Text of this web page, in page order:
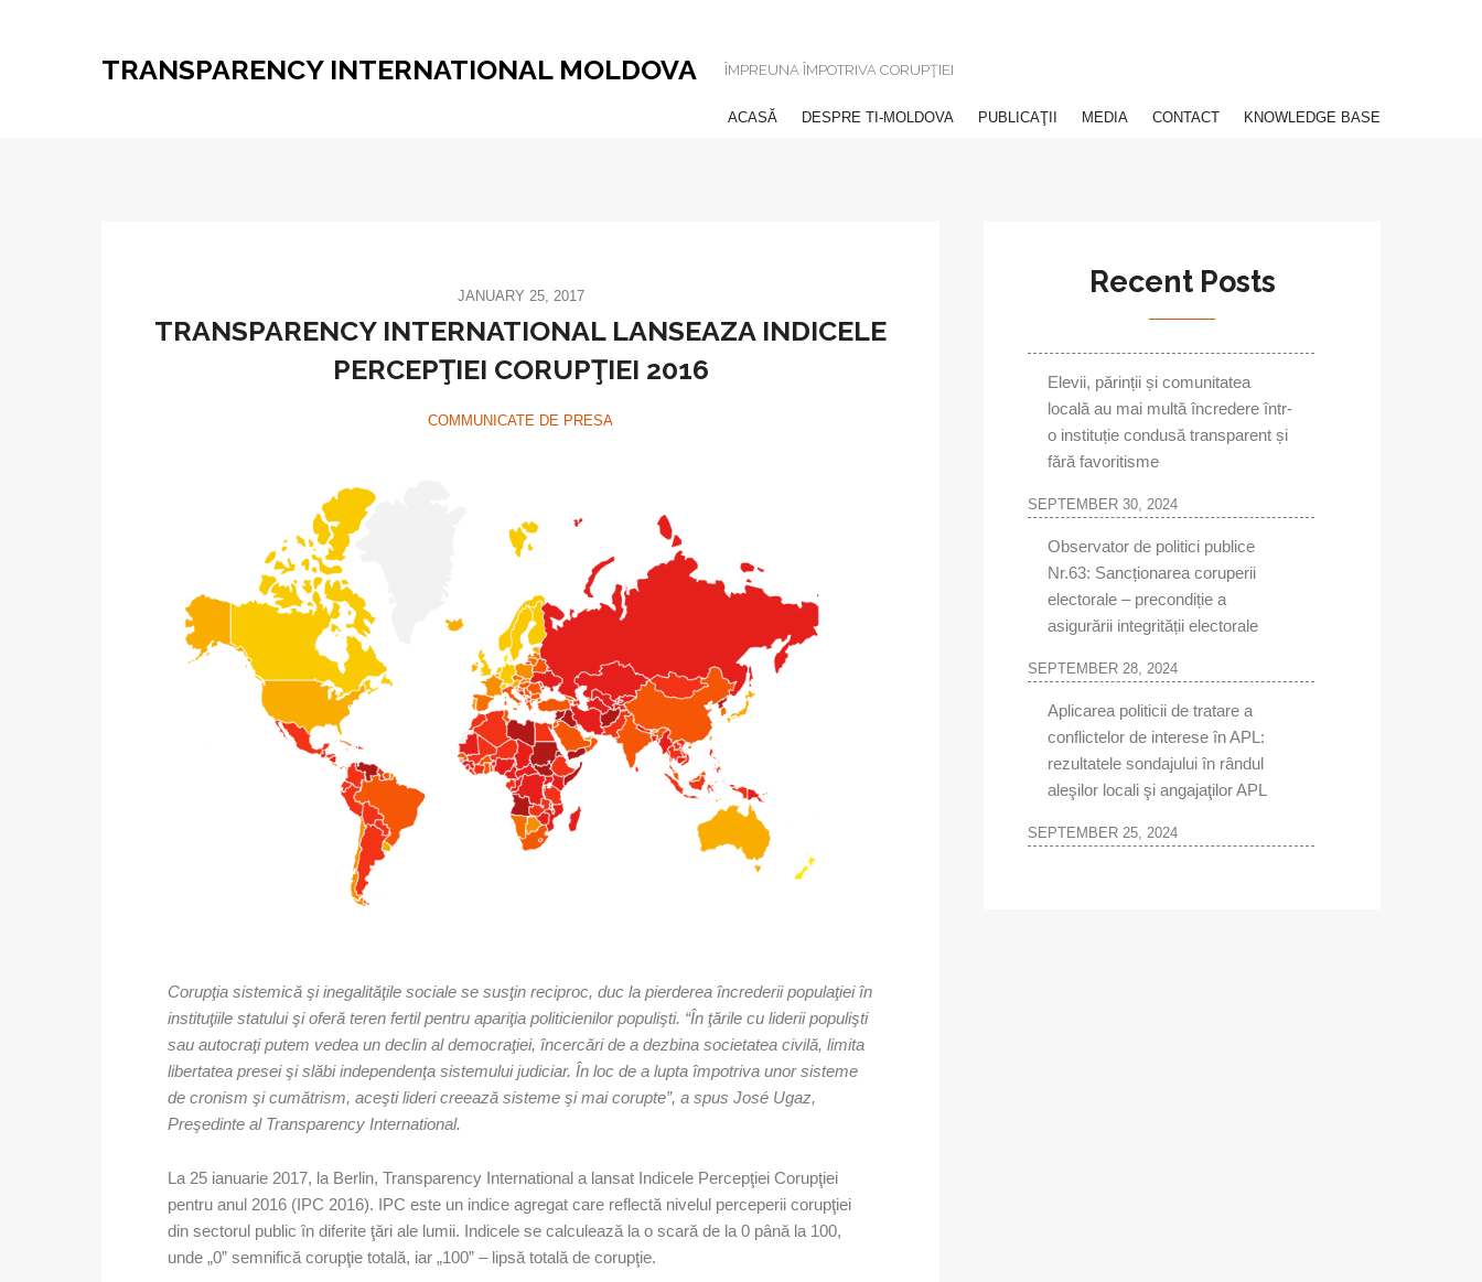
TRANSPARENCY INTERNATIONAL MOLDOVA ÎMPREUNA ÎMPOTRIVA CORUPŢIEI
ACASĂ DESPRE TI-MOLDOVA PUBLICAŢII MEDIA CONTACT KNOWLEDGE BASE
JANUARY 25, 2017
TRANSPARENCY INTERNATIONAL LANSEAZA INDICELE
PERCEPŢIEI CORUPŢIEI 2016
COMMUNICATE DE PRESA
Corupţia sistemică şi inegalităţile sociale se susţin reciproc, duc la pierderea încrederii populaţiei în
instituţiile statului şi oferă teren fertil pentru apariţia politicienilor populişti. “În ţările cu liderii populişti
sau autocraţi putem vedea un declin al democraţiei, încercări de a dezbina societatea civilă, limita
libertatea presei şi slăbi independenţa sistemului judiciar. În loc de a lupta împotriva unor sisteme
de cronism şi cumătrism, aceşti lideri creează sisteme şi mai corupte”, a spus José Ugaz,
Preşedinte al Transparency International.
La 25 ianuarie 2017, la Berlin, Transparency International a lansat Indicele Percepţiei Corupţiei
pentru anul 2016 (IPC 2016). IPC este un indice agregat care reflectă nivelul perceperii corupţiei
din sectorul public în diferite ţări ale lumii. Indicele se calculează la o scară de la 0 până la 100,
unde „0” semnifică corupţie totală, iar „100” – lipsă totală de corupţie.
Recent Posts
Elevii, părinții și comunitatea
locală au mai multă încredere într-
o instituție condusă transparent și
fără favoritisme
SEPTEMBER 30, 2024
Observator de politici publice
Nr.63: Sancționarea coruperii
electorale – precondiție a
asigurării integrității electorale
SEPTEMBER 28, 2024
Aplicarea politicii de tratare a
conflictelor de interese în APL:
rezultatele sondajului în rândul
aleşilor locali şi angajaţilor APL
SEPTEMBER 25, 2024